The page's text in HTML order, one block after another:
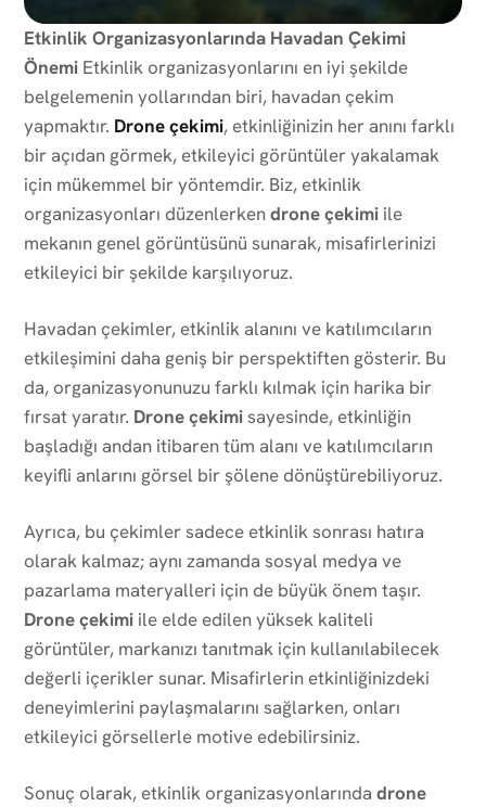
Etkinlik Organizasyonlarında Havadan Çekimi
Önemi Etkinlik organizasyonlarını en iyi şekilde
belgelemenin yollarından biri, havadan çekim
yapmaktır. Drone çekimi, etkinliğinizin her anını farklı
bir açıdan görmek, etkileyici görüntüler yakalamak
için mükemmel bir yöntemdir. Biz, etkinlik
organizasyonları düzenlerkendrone çekimi ile
mekanın genel görüntüsünü sunarak, misafirlerinizi
etkileyici bir şekilde karşılıyoruz.
Havadan çekimler, etkinlik alanını ve katılımcıların
etkileşimini daha geniş bir perspektiften gösterir. Bu
da, organizasyonunuzu farklı kılmak için harika bir
fırsat yaratır. Drone çekimisayesinde, etkinliğin
başladığı andan itibaren tüm alanı ve katılımcıların
keyifli anlarını görsel bir şölene dönüştürebiliyoruz.
Ayrıca, bu çekimler sadece etkinlik sonrası hatıra
olarak kalmaz; aynı zamanda sosyal medya ve
pazarlama materyalleri için de büyük önem taşır.
Drone çekimi ile elde edilen yüksek kaliteli
görüntüler, markanızı tanıtmak için kullanılabilecek
değerli içerikler sunar. Misafirlerin etkinliğinizdeki
deneyimlerini paylaşmalarını sağlarken, onları
etkileyici görsellerle motive edebilirsiniz.
Sonuç olarak, etkinlik organizasyonlarında drone